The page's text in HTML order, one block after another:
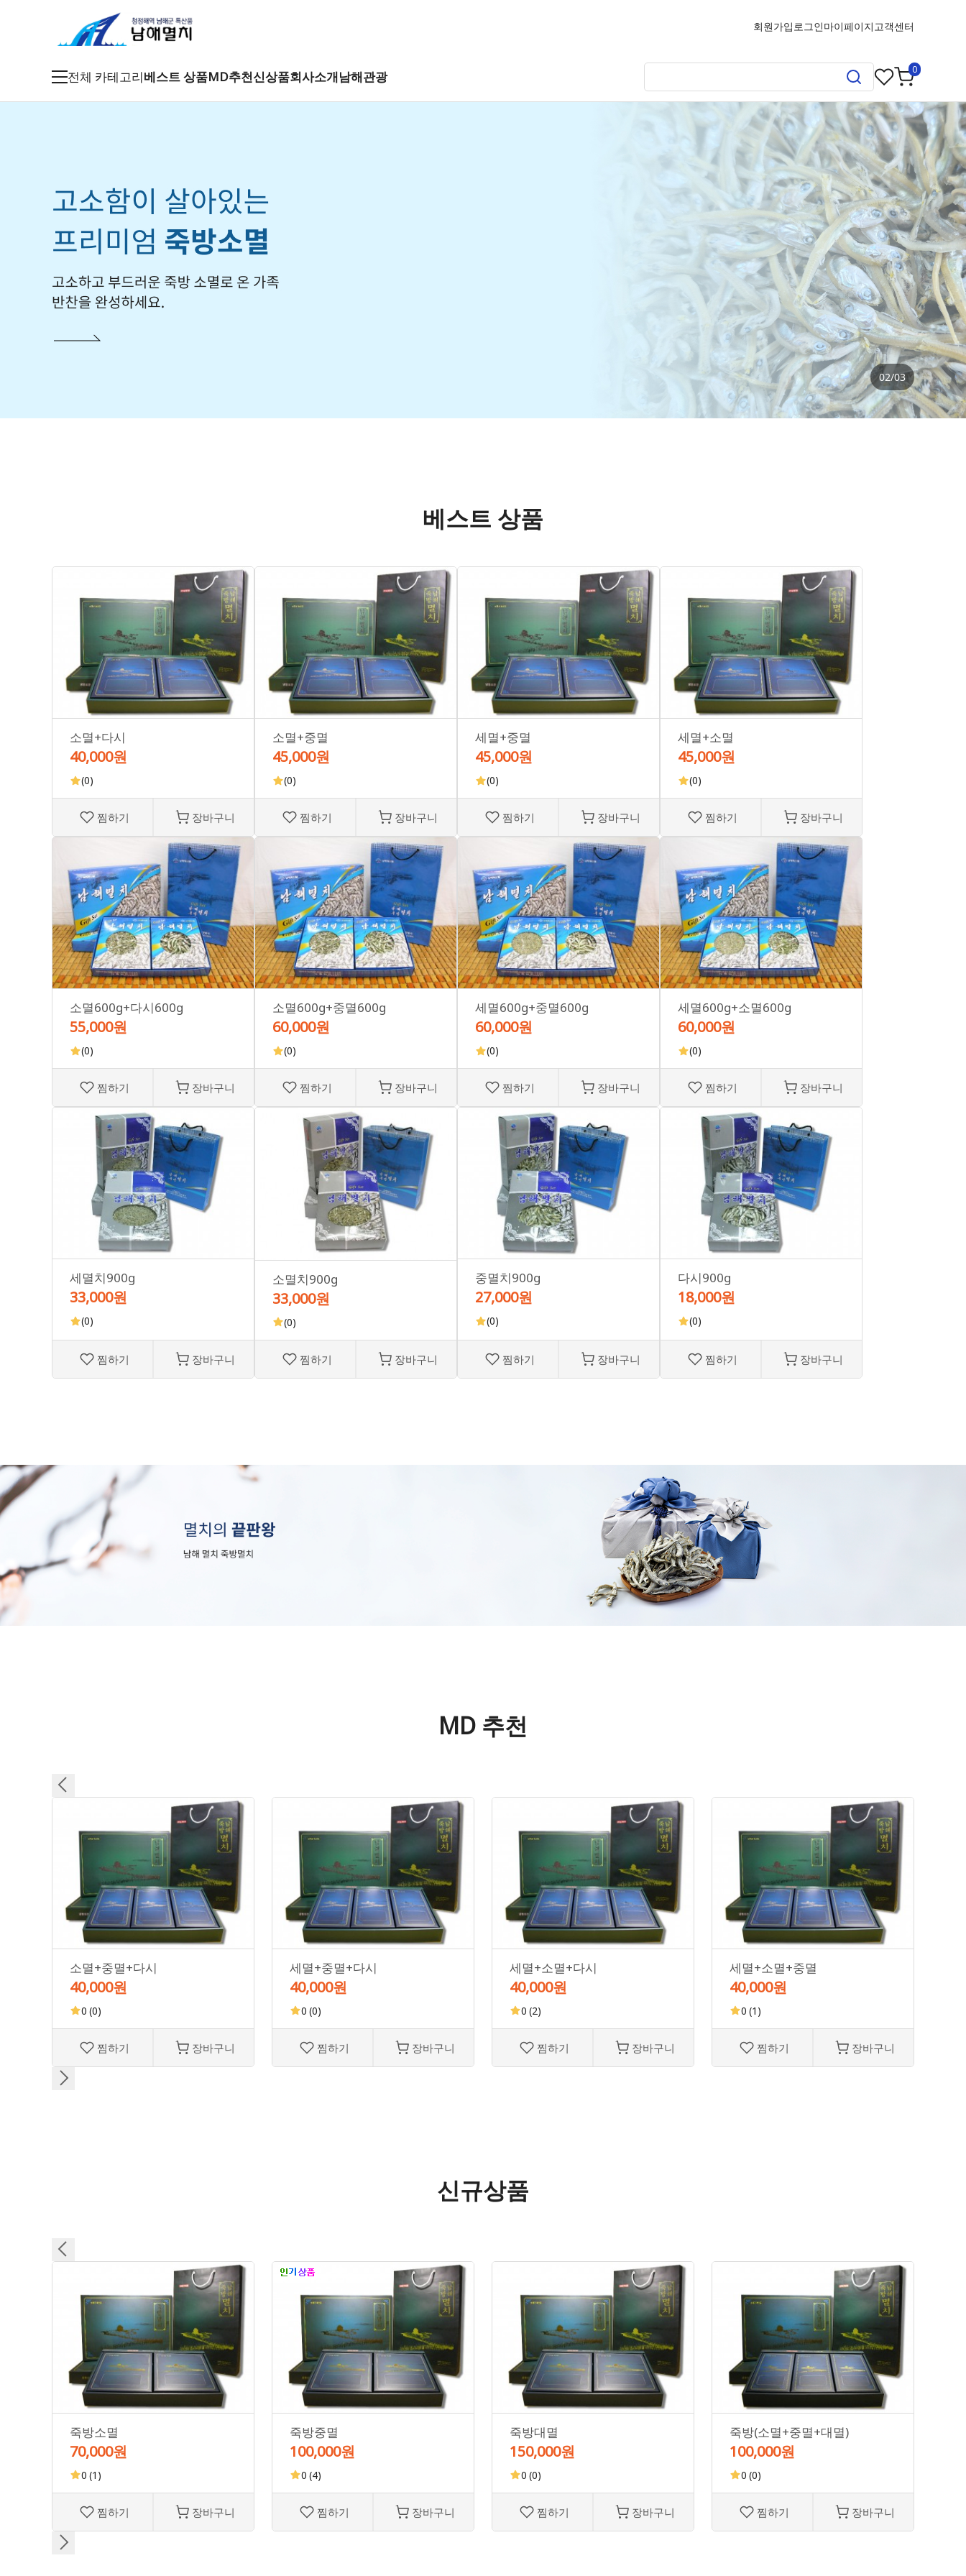
회원가입로그인마이페이지고객센터
전체 카테고리
남해멸치
특산건어물
베스트 상품MD추천신상품회사소개남해관광 0
02/03
베스트 상품
소멸+다시
40,000원
(0)
찜하기 장바구니
소멸+중멸
45,000원
(0)
찜하기 장바구니
세멸+중멸
45,000원
(0)
찜하기 장바구니
세멸+소멸
45,000원
(0)
찜하기 장바구니
소멸600g+다시600g
55,000원
(0)
찜하기 장바구니
소멸600g+중멸600g
60,000원
(0)
찜하기 장바구니
세멸600g+중멸600g
60,000원
(0)
찜하기 장바구니
세멸600g+소멸600g
60,000원
(0)
찜하기 장바구니
세멸치900g
33,000원
(0)
찜하기 장바구니
소멸치900g
33,000원
(0)
찜하기 장바구니
중멸치900g
27,000원
(0)
찜하기 장바구니
다시900g
18,000원
(0)
찜하기 장바구니
MD 추천
소멸+중멸+다시
40,000원
0 (0)
찜하기 장바구니
세멸+중멸+다시
40,000원
0 (0)
찜하기 장바구니
세멸+소멸+다시
40,000원
0 (2)
찜하기 장바구니
세멸+소멸+중멸
40,000원
0 (1)
찜하기 장바구니
신규상품
죽방소멸
70,000원
0 (1)
찜하기 장바구니
죽방중멸
100,000원
0 (4)
찜하기 장바구니
죽방대멸
150,000원
0 (0)
찜하기 장바구니
죽방(소멸+중멸+대멸)
100,000원
0 (0)
찜하기 장바구니